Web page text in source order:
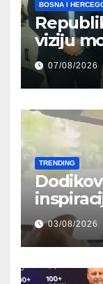
BOSNA I
viziju
07/08/2026
TRENDING
kroz
03/08/2026